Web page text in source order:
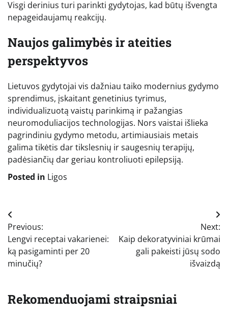
Visgi derinius turi parinkti gydytojas, kad būtų išvengta
nepageidaujamų reakcijų.
Naujos galimybės ir ateities
perspektyvos
Lietuvos gydytojai vis dažniau taiko modernius gydymo
sprendimus, įskaitant genetinius tyrimus,
individualizuotą vaistų parinkimą ir pažangias
neuromoduliacijos technologijas. Nors vaistai išlieka
pagrindiniu gydymo metodu, artimiausiais metais
galima tikėtis dar tikslesnių ir saugesnių terapijų,
padėsiančių dar geriau kontroliuoti epilepsiją.
Posted in Ligos
Navigacija
tarp
įrašų
Previous:
Lengvi receptai vakarienei:
ką pasigaminti per 20
minučių?
Next:
Kaip dekoratyviniai krūmai
gali pakeisti jūsų sodo
išvaizdą
Rekomenduojami straipsniai